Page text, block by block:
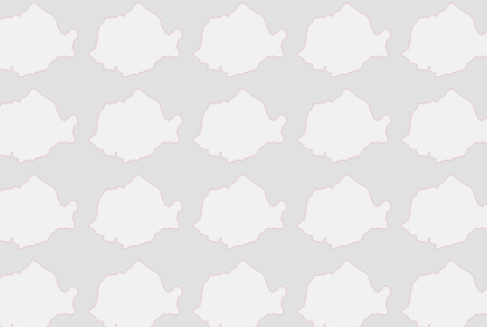
Pitesti
Ploiesti
Roman
Sibiu